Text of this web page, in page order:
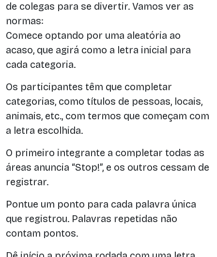
de colegas para se divertir. Vamos ver as
normas:
Comece optando por uma aleatória ao
acaso, que agirá como a letra inicial para
cada categoria.
Os participantes têm que completar
categorias, como títulos de pessoas, locais,
animais, etc., com termos que começam com
a letra escolhida.
O primeiro integrante a completar todas as
áreas anuncia “Stop!”, e os outros cessam de
registrar.
Pontue um ponto para cada palavra única
que registrou. Palavras repetidas não
contam pontos.